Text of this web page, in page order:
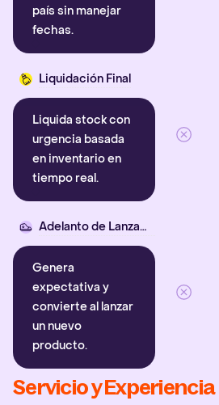
país sin manejar
fechas.
Liquidación Final
Liquida stock con
urgencia basada
en inventario en
tiempo real.
Adelanto de Lanzamiento
Genera
expectativa y
convierte al lanzar
un nuevo
producto.
Servicio y Experiencia